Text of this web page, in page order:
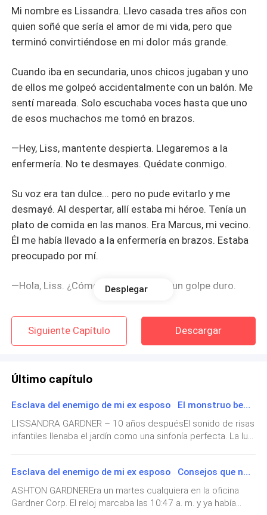
Mi nombre es Lissandra. Llevo casada tres años con
quien soñé que sería el amor de mi vida, pero que
terminó convirtiéndose en mi dolor más grande.
Cuando iba en secundaria, unos chicos jugaban y uno
de ellos me golpeó accidentalmente con un balón. Me
sentí mareada. Solo escuchaba voces hasta que uno
de esos muchachos me tomó en brazos.
—Hey, Liss, mantente despierta. Llegaremos a la
enfermería. No te desmayes. Quédate conmigo.
Su voz era tan dulce... pero no pude evitarlo y me
desmayé. Al despertar, allí estaba mi héroe. Tenía un
plato de comida en las manos. Era Marcus, mi vecino.
Él me había llevado a la enfermería en brazos. Estaba
preocupado por mí.
—Hola, Liss. ¿Cómo te sientes? Fue un golpe duro.
—Bien... solo un poco mareada.
—Tranquila, no te muevas. La enfermera volverá en
verdes, alto, deportista. Yo siempre lo esperaba para
salir de casa al mismo tiempo que él, fingiendo
casualidad para poder caminar juntos hasta la
ayuda con matemáticas. Yo siempre fui buena en eso,
Desplegar
Siguiente Capítulo Descargar
Último capítulo
Esclava del enemigo de mi ex esposo El monstruo besucón
LISSANDRA GARDNER – 10 años despuésEl sonido de risas
infantiles llenaba el jardín como una sinfonía perfecta. La luz
con la ropa arrugada y los rostros manchados de
chocolate.Elías y Agatha, con sus Diez años recién
cumplidos, lideraban la estampida. Sus voces se alzaban
por sobre todas las demás mientras jugaban a ser
Esclava del enemigo de mi ex esposo Consejos que no se olvidan
ASHTON GARDNEREra un martes cualquiera en la oficina
Gardner Corp. El reloj marcaba las 10:47 a. m. y ya había